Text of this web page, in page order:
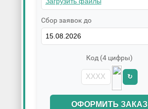
Сбор заявок до
Код (4 цифры)
↻
ОФОРМИТЬ ЗАКАЗ